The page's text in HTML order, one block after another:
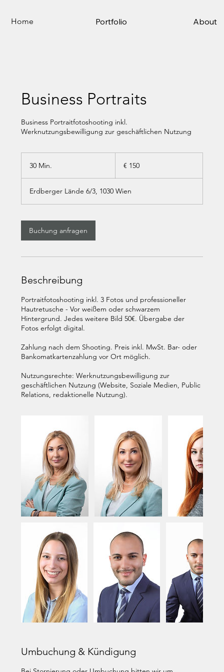
Home Portfolio About
Business Portraits
Business Portraitfotoshooting inkl.
Werknutzungsbewilligung zur geschäftlichen Nutzung
30 Min.
i
n
€ 150
Erdberger Lände 6/3, 1030 Wien
Buchung anfragen
Beschreibung
Portraitfotoshooting inkl. 3 Fotos und professioneller
Hautretusche - Vor weißem oder schwarzem
Hintergrund. Jedes weitere Bild 50€. Übergabe der
Fotos erfolgt digital.
Zahlung nach dem Shooting. Preis inkl. MwSt. Bar- oder
Bankomatkartenzahlung vor Ort möglich.
Nutzungsrechte: Werknutzungsbewilligung zur
geschäftlichen Nutzung (Website, Soziale Medien, Public
Relations, redaktionelle Nutzung).
Umbuchung & Kündigung